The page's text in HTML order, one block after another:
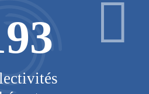
5,9
millions